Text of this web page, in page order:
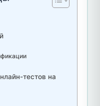
тестов на